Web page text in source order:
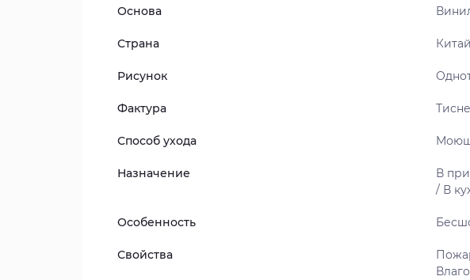
Основа
Страна Китай
Рисунок
Фактура
Способ ухода
Назначение
В
/ В
Особенность
Свойства